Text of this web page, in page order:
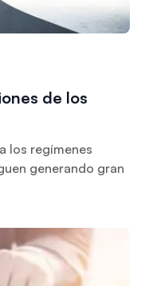
de los
los regímenes
generando gran